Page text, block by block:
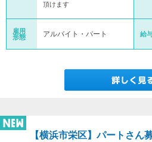
頂けます
雇用
形態
アルバイト・パート 給
【横浜市栄区】パートさん